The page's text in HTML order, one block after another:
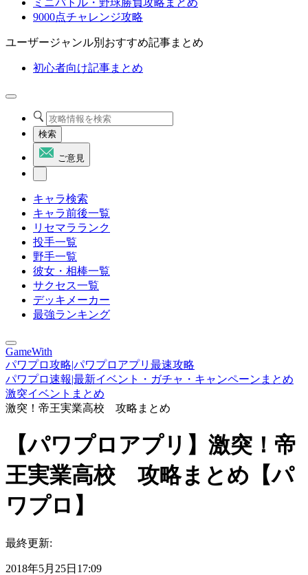
ミニバトル・野球勝負攻略まとめ
9000点チャレンジ攻略
ユーザージャンル別おすすめ記事まとめ
初心者向け記事まとめ
検索
ご意見
キャラ検索
キャラ前後一覧
リセマラランク
投手一覧
野手一覧
彼女・相棒一覧
サクセス一覧
デッキメーカー
最強ランキング
GameWith
パワプロ攻略|パワプロアプリ最速攻略
パワプロ速報|最新イベント・ガチャ・キャンペーンまとめ
激突イベントまとめ
激突！帝王実業高校 攻略まとめ
【パワプロアプリ】激突！帝
王実業高校 攻略まとめ【パ
ワプロ】
最終更新:
2018年5月25日17:09